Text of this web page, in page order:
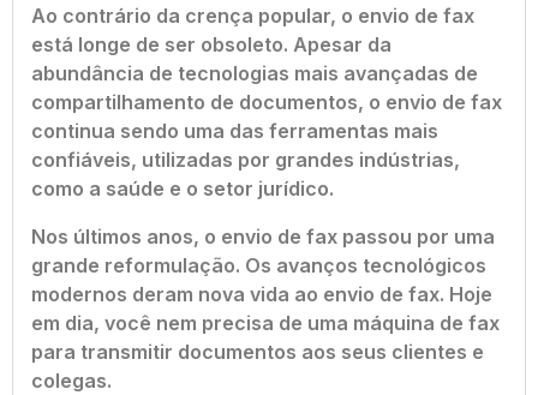
Ao contrário da crença popular, o envio de fax
está longe de ser obsoleto. Apesar da
abundância de tecnologias mais avançadas de
compartilhamento de documentos, o envio de fax
continua sendo uma das ferramentas mais
confiáveis, utilizadas por grandes indústrias,
como a saúde e o setor jurídico.
Nos últimos anos, o envio de fax passou por uma
grande reformulação. Os avanços tecnológicos
modernos deram nova vida ao envio de fax. Hoje
em dia, você nem precisa de uma máquina de fax
para transmitir documentos aos seus clientes e
colegas.